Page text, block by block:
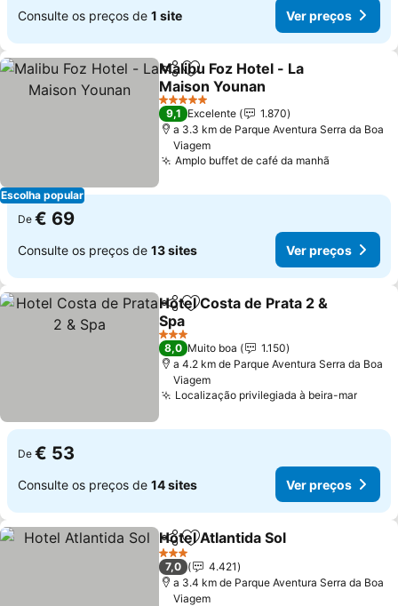
Consulte os preços de 1 site Ver preços
Escolha popular
PartilharAdicionar aos favoritos
Malibu Foz Hotel - La
Maison Younan
5 Estrelas
9,1 Excelente
1.870
a 3.3 km de Parque Aventura Serra da Boa
Viagem
Amplo buffet de café da manhã
De € 69
Consulte os preços de 13 sites Ver preços
PartilharAdicionar aos favoritos
Hotel Costa de Prata 2 &
Spa
3 Estrelas
8,0 Muito boa
1.150
a 4.2 km de Parque Aventura Serra da Boa
Viagem
Localização privilegiada à beira-mar
De € 53
Consulte os preços de 14 sites Ver preços
PartilharAdicionar aos favoritos
Hotel Atlantida Sol
3 Estrelas
7,0
4.421
a 3.4 km de Parque Aventura Serra da Boa
Viagem